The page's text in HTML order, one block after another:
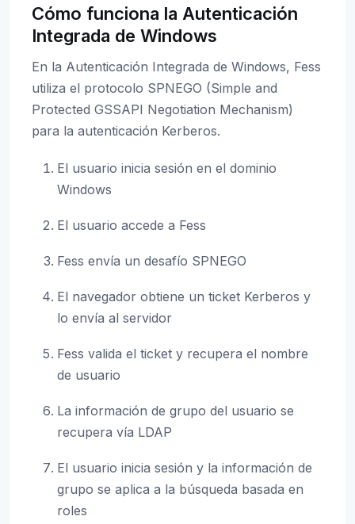
Cómo funciona la Autenticación
Integrada de Windows
En la Autenticación Integrada de Windows, Fess
utiliza el protocolo SPNEGO (Simple and
Protected GSSAPI Negotiation Mechanism)
para la autenticación Kerberos.
El usuario inicia sesión en el dominio
Windows
El usuario accede a Fess
Fess envía un desafío SPNEGO
El navegador obtiene un ticket Kerberos y
lo envía al servidor
Fess valida el ticket y recupera el nombre
de usuario
La información de grupo del usuario se
recupera vía LDAP
El usuario inicia sesión y la información de
grupo se aplica a la búsqueda basada en
roles